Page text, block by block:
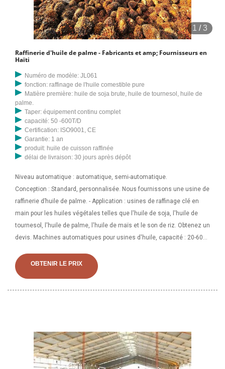
1 /3
Raffinerie d'huile de palme - Fabricants et amp; Fournisseurs en
Haïti
Numéro de modèle: JL061
fonction: raffinage de l'huile comestible pure
Matière première: huile de soja brute, huile de tournesol, huile de
palme.
Taper: équipement continu complet
capacité: 50 -600T/D
Certification: ISO9001, CE
Garantie: 1 an
produit: huile de cuisson raffinée
délai de livraison: 30 jours après dépôt
Niveau automatique : automatique, semi-automatique.
Conception : Standard, personnalisée. Nous fournissons une usine de
raffinerie d’huile de palme. - Application : usines de raffinage clé en
main pour les huiles végétales telles que l'huile de soja, l'huile de
tournesol, l'huile de palme, l'huile de maïs et le son de riz. Obtenez un
devis. Machines automatiques pour usines d'huile, capacité : 20-60
palme, qualité d'automatisation : semi-automatique, capacité :... ₹ 10
Lakh/set. Obtenez un devis. Machines de traitement du pétrole,
Lisez à propos de l'entreprise. Obtenir les coordonnées et l'adresse |
ID : 13234657155. A-7, Sukhwani Classic, Talera Hospital Road,
Chinchwad Gaon, Pune - 411033, Dist. Pune, Maharashtra. TrustSEAL
OBTENIR LE PRIX